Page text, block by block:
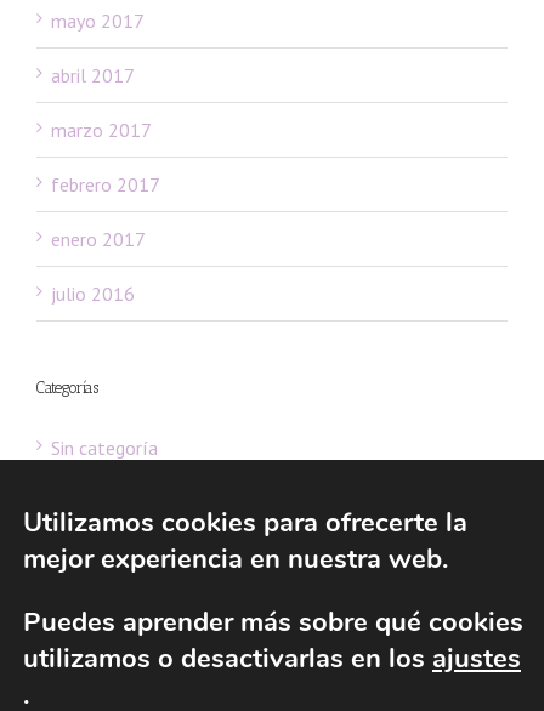
mayo 2017
abril 2017
marzo 2017
febrero 2017
enero 2017
julio 2016
Categorías
Sin categoría
© 2016 Consultoría de Fundaciones - Asesoría de Fundaciones y ESFL |
All Rights Reserved | Powered byGabinete web 2.0 de Ernesto del
Valle|
Política de cookies
Utilizamos cookies para ofrecerte la
mejor experiencia en nuestra web.
Puedes aprender más sobre qué cookies
utilizamos o desactivarlas en los ajustes
.